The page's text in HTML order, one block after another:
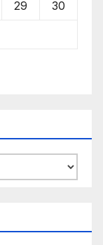
29 30